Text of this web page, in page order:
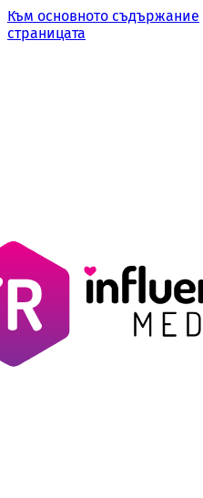
Към основното съдържание
страницата